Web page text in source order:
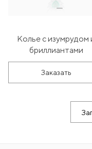
Колье с изумрудом
бриллиантами
Заказать